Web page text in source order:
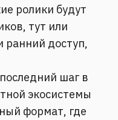
ролики будут
тут или
ранний доступ,
шаг в
экосистемы
формат, где